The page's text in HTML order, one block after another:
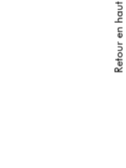
Retour en haut